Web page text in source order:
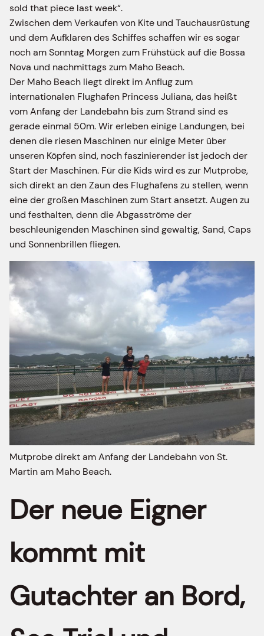
sold that piece last week“.
Zwischen dem Verkaufen von Kite und Tauchausrüstung
und dem Aufklaren des Schiffes schaffen wir es sogar
noch am Sonntag Morgen zum Frühstück auf die Bossa
Nova und nachmittags zum Maho Beach.
Der Maho Beach liegt direkt im Anflug zum
internationalen Flughafen Princess Juliana, das heißt
vom Anfang der Landebahn bis zum Strand sind es
gerade einmal 50m. Wir erleben einige Landungen, bei
denen die riesen Maschinen nur einige Meter über
unseren Köpfen sind, noch faszinierender ist jedoch der
Start der Maschinen. Für die Kids wird es zur Mutprobe,
sich direkt an den Zaun des Flughafens zu stellen, wenn
eine der großen Maschinen zum Start ansetzt. Augen zu
und festhalten, denn die Abgasströme der
beschleunigenden Maschinen sind gewaltig, Sand, Caps
und Sonnenbrillen fliegen.
Mutprobe direkt am Anfang der Landebahn von St.
Martin am Maho Beach.
Der neue Eigner
kommt mit
Gutachter an Bord,